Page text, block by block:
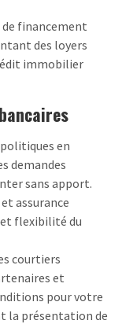
financement
des loyers
immobilier
en
demandes
sans apport.
assurance
et flexibilité du
courtiers
et
pour votre
la présentation de